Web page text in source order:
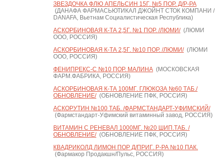
ЗВЕЗДОЧКА ФЛЮ АПЕЛЬСИН 15Г. №5 ПОР. Д/Р-РА
(ДАНАФА ФАРМАСЬЮТИКАЛ ДЖОЙНТ СТОК КОМПАНИ /
DANAFA, Вьетнам Социалистическая Республика)
АСКОРБИНОВАЯ К-ТА 2,5Г. №1 ПОР. /ЛЮМИ/(ЛЮМИ
ООО, РОССИЯ)
АСКОРБИНОВАЯ К-ТА 2,5Г. №10 ПОР. /ЛЮМИ/(ЛЮМИ
ООО, РОССИЯ)
ФЕНИПРЕКС-С №10 ПОР. МАЛИНА(МОСКОВСКАЯ
ФАРМ.ФАБРИКА, РОССИЯ)
АСКОРБИНОВАЯ К-ТА 100МГ. ГЛЮКОЗА №60 ТАБ./
ОБНОВЛЕНИЕ/(ОБНОВЛЕНИЕ ПФК, РОССИЯ)
АСКОРУТИН №100 ТАБ. /ФАРМСТАНДАРТ-УФИМСКИЙ/
(Фармстандарт-Уфимский витаминный завод, РОССИЯ)
ВИТАМИН С РЕНЕВАЛ 1000МГ. №20 ШИП.ТАБ. /
ОБНОВЛЕНИЕ/(ОБНОВЛЕНИЕ ПФК, РОССИЯ)
КВАДРИКОЛД ЛИМОН ПОР Д/ПРИГ. Р-РА №10 ПАК.
(Фармакор Продакшн/Пульс, РОССИЯ)